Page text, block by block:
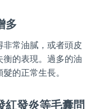
多
常油膩，或者頭皮
的表現。過多的油
的正常生長。
紅發炎等毛囊問